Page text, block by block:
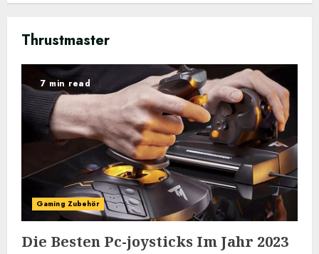
Thrustmaster
7 min read
Gaming Zubehör
Die Besten Pc-joysticks Im Jahr 2023